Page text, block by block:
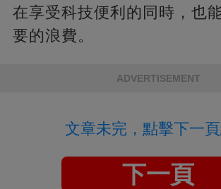
在享受科技便利的同時，也
要的浪費。
ADVERTISEMENT
文章未完，點擊下一
下一頁